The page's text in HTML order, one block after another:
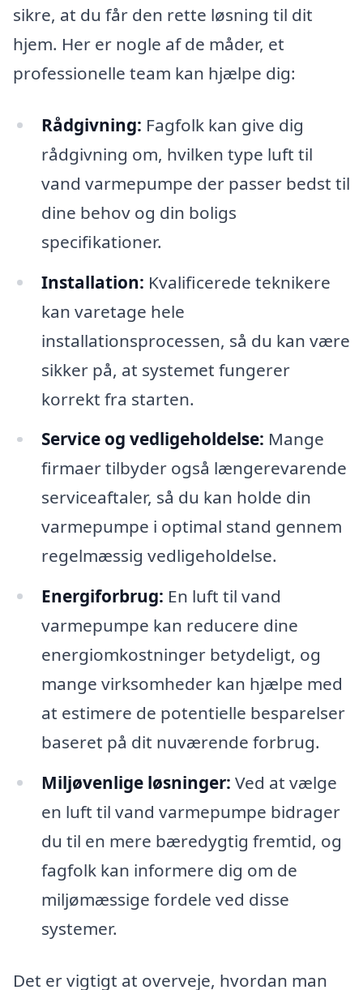
sikre, at du får den rette løsning til dit
hjem. Her er nogle af de måder, et
professionelle team kan hjælpe dig:
Rådgivning: Fagfolk kan give dig
rådgivning om, hvilken type luft til
vand varmepumpe der passer bedst til
dine behov og din boligs
specifikationer.
Installation: Kvalificerede teknikere
kan varetage hele
installationsprocessen, så du kan være
sikker på, at systemet fungerer
korrekt fra starten.
Service og vedligeholdelse: Mange
firmaer tilbyder også længerevarende
serviceaftaler, så du kan holde din
varmepumpe i optimal stand gennem
regelmæssig vedligeholdelse.
Energiforbrug: En luft til vand
varmepumpe kan reducere dine
energiomkostninger betydeligt, og
mange virksomheder kan hjælpe med
at estimere de potentielle besparelser
baseret på dit nuværende forbrug.
Miljøvenlige løsninger: Ved at vælge
en luft til vand varmepumpe bidrager
du til en mere bæredygtig fremtid, og
fagfolk kan informere dig om de
miljømæssige fordele ved disse
systemer.
Det er vigtigt at overveje, hvordan man